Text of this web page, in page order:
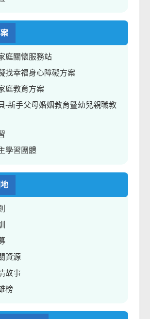
庭關懷服務站
找幸福身心障礙方案
庭教育方案
-新手父母婚姻教育暨幼兒親職教
學習團體
資源
故事
榜